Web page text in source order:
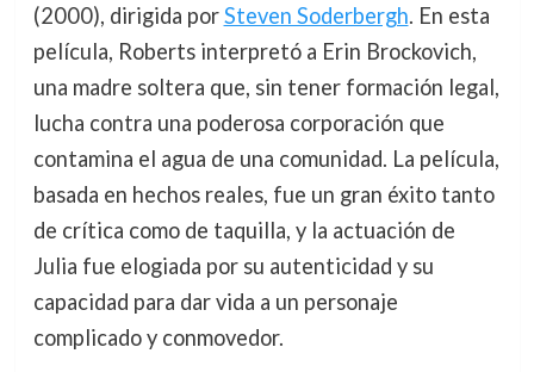
(2000), dirigida porSteven Soderbergh. En esta
película, Roberts interpretó a Erin Brockovich,
una madre soltera que, sin tener formación legal,
lucha contra una poderosa corporación que
contamina el agua de una comunidad. La película,
basada en hechos reales, fue un gran éxito tanto
de crítica como de taquilla, y la actuación de
Julia fue elogiada por su autenticidad y su
capacidad para dar vida a un personaje
complicado y conmovedor.